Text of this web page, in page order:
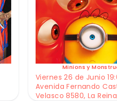
Minions y
Viernes 26 de Junio
Avenida Fernando
Velasco 8580, La